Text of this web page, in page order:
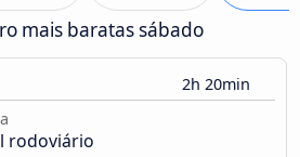
mais baratas sábado
2h 20min
rodoviário